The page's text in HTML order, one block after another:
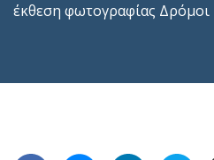
έκθεση φωτογραφίας Δρόμοι